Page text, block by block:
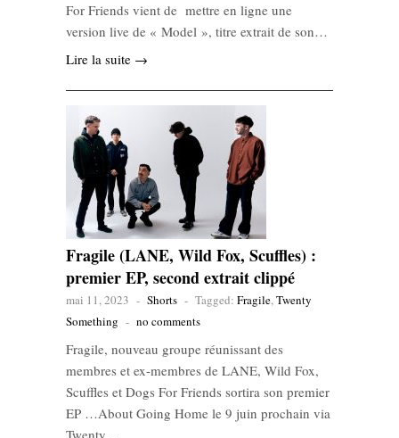
For Friends vient de mettre en ligne une
version live de « Model », titre extrait de son…
Lire la suite →
Fragile (LANE, Wild Fox, Scuffles) :
premier EP, second extrait clippé
mai 11, 2023 - Shorts - Tagged: Fragile,Twenty
Something - no comments
Fragile, nouveau groupe réunissant des
membres et ex-membres de LANE, Wild Fox,
Scuffles et Dogs For Friends sortira son premier
EP …About Going Home le 9 juin prochain via